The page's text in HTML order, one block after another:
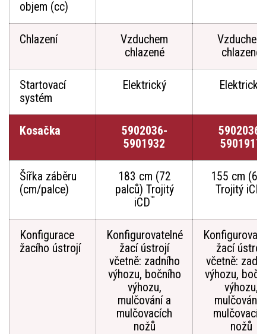
objem (cc)
Chlazení
Vzduchem
chlazené
Vzduchem
chlazené
Startovací
systém
Elektrický Elektrický
Kosačka
5902036-
5901932
5902036-
5901917
Šířka záběru
(cm/palce)
183 cm (72
palců) Trojitý
iCD™
155 cm
Trojitý iCD
Konfigurace
žacího ústrojí
Konfigurovatelné
žací ústrojí
včetně: zadního
výhozu, bočního
výhozu,
mulčování a
mulčovacích
nožů
žací ústrojí
včetně:
výhozu,
výhozu,
mulčování
nožů